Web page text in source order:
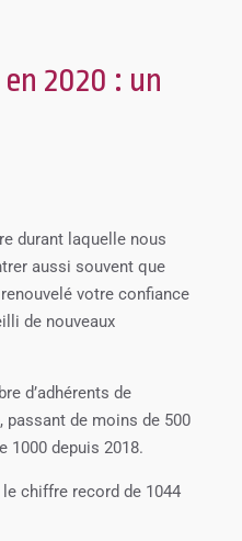
2020 : un
durant laquelle nous
aussi souvent que
votre confiance
de nouveaux
d’adhérents de
passant de moins de 500
1000 depuis 2018.
chiffre record de 1044